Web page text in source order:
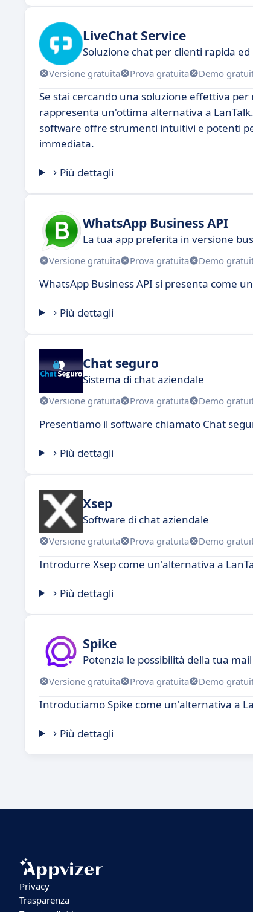
LiveChat Service
Soluzione chat per clienti rapida
Versione gratuita Prova gratuita Demo
Se stai cercando una soluzione effettiva
rappresenta un'ottima alternativa a
software offre strumenti intuitivi e potenti
immediata.
Più dettagli
WhatsApp Business API
La tua app preferita in versione
Versione gratuita Prova gratuita Demo
WhatsApp Business API si presenta come
Più dettagli
Chat seguro
Sistema di chat aziendale
Versione gratuita Prova gratuita Demo
Presentiamo il software chiamato Chat
Più dettagli
Xsep
Software di chat aziendale
Versione gratuita Prova gratuita Demo
Introdurre Xsep come un'alternativa a
Più dettagli
Spike
Potenzia le possibilità della tua mail
Versione gratuita Prova gratuita Demo
Introduciamo Spike come un'alternativa a
Più dettagli
Privacy
Trasparenza